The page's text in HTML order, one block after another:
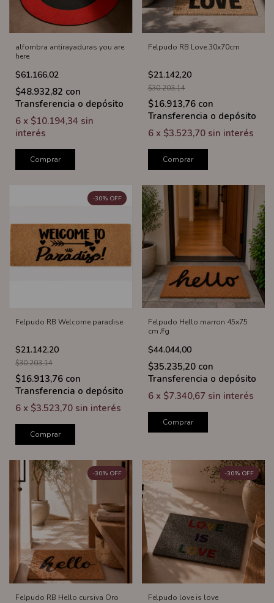
alfombra antirayaduras you are
here
$61.166,02
$48.932,82 con
Transferencia o depósito
6 x $10.194,34 sin
interés
Comprar
Felpudo RB Love 30x70cm
$21.142,20
$30.203,14
$16.913,76 con
Transferencia o depósito
6 x $3.523,70 sin interés
Comprar
Felpudo RB Welcome paradise
$21.142,20
-30% OFF
$30.203,14
$16.913,76 con
Transferencia o depósito
6 x $3.523,70 sin interés
Comprar
Felpudo Hello marron 45x75
cm /fg
$44.044,00
$35.235,20 con
Transferencia o depósito
6 x $7.340,67 sin interés
Comprar
Felpudo RB Hello cursiva Oro
-30% OFF
Felpudo love is love
-30% OFF